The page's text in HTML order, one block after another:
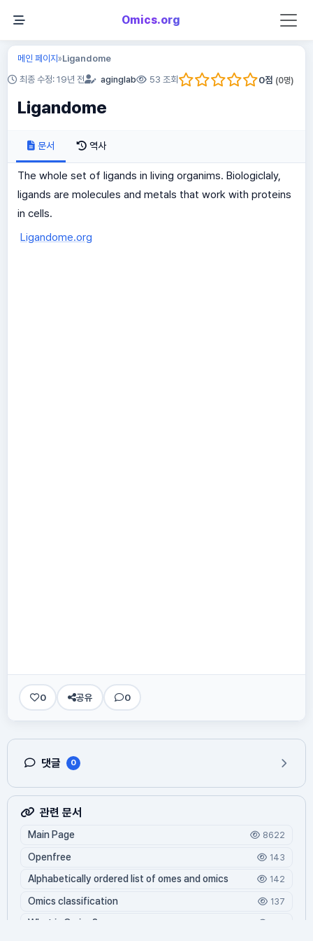
Omics.org
메인 페이지»Ligandome
최종 수정: 19년 전 aginglab 53 조회 0점 (0명)
Ligandome
문서 역사
The whole set of ligands in living organims. Biologiclaly,
ligands are molecules and metals that work with proteins
in cells.
Ligandome.org
0 공유 0
댓글 0
관련 문서
Main Page 8622
Openfree 143
Alphabetically ordered list of omes and omics 142
Omics classification 137
What is Oming?